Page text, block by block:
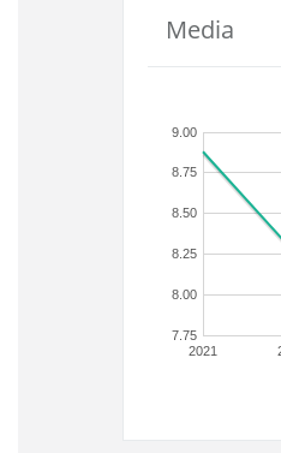
Media
2021
7.75
8.00
8.25
8.50
8.75
9.00